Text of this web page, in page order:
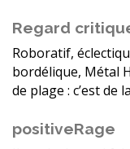
Regard
Roboratif,
bordélique, Métal
de plage : c’est de
positiveRage